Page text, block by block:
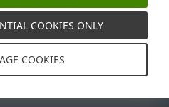
нұсқаулықтары
- Барлық құқықтары қорғалған.
COOKIES ONLY
COOKIES